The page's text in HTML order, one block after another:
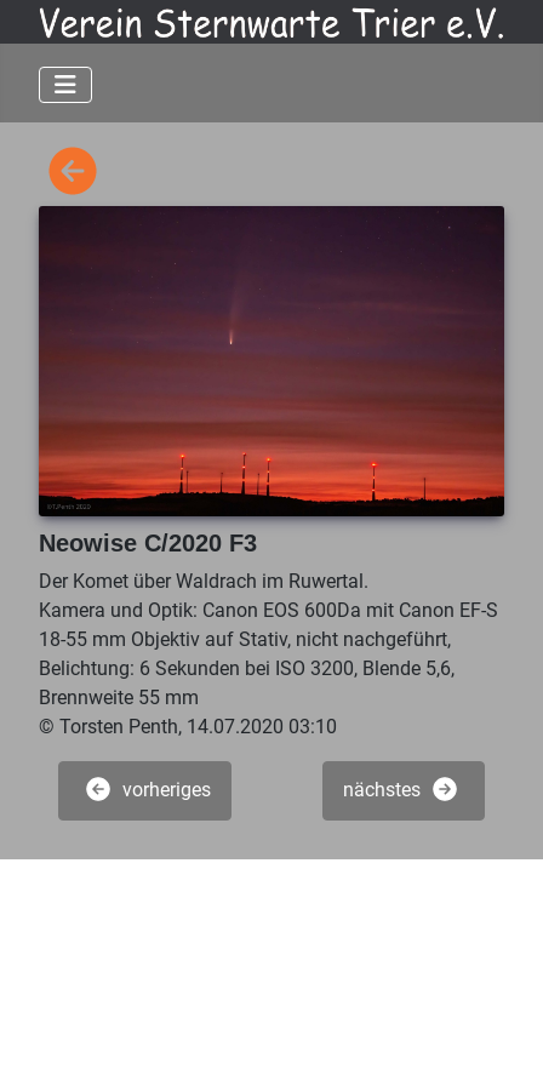
Neowise C/2020 F3
Der Komet über Waldrach im Ruwertal.
Kamera und Optik: Canon EOS 600Da mit Canon EF-S
18-55 mm Objektiv auf Stativ, nicht nachgeführt,
Belichtung: 6 Sekunden bei ISO 3200, Blende 5,6,
Brennweite 55 mm
© Torsten Penth, 14.07.2020 03:10
vorheriges nächstes